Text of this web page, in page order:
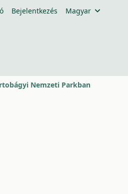
Bejelentkezés Magyar
Nemzeti Parkban